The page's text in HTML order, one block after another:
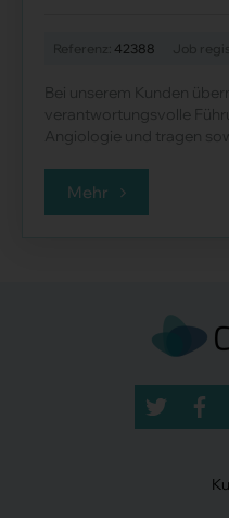
42388
Bei unserem Kunden
verantwortungsvolle
Angiologie und tragen
Mehr